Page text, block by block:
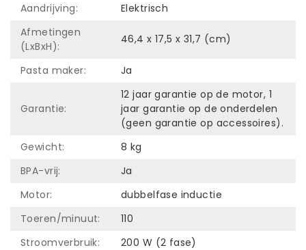
Aandrijving:
Elektrisch
Afmetingen
(LxBxH):
46,4 x 17,5 x 31,7 (cm)
Pasta maker: Ja
Garantie:
12 jaar garantie op de motor, 1
jaar garantie op de onderdelen
(geen garantie op accessoires).
Gewicht:
8 kg
BPA-vrij:
Ja
Motor:
dubbelfase inductie
Toeren/minuut:
110
Stroomverbruik:
200 W (2 fase)